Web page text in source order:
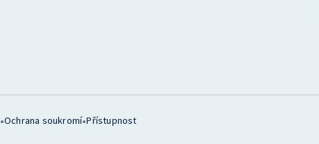
•Ochrana soukromí•Přístupnost